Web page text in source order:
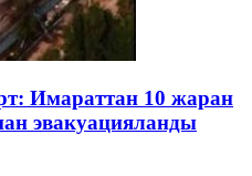
Имараттан 10 жаран
эвакуацияланды